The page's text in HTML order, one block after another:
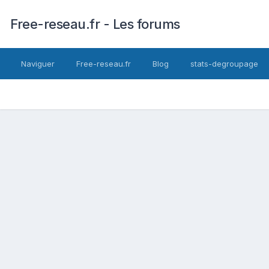
Free-reseau.fr - Les forums
Naviguer Free-reseau.fr Blog stats-degroupage